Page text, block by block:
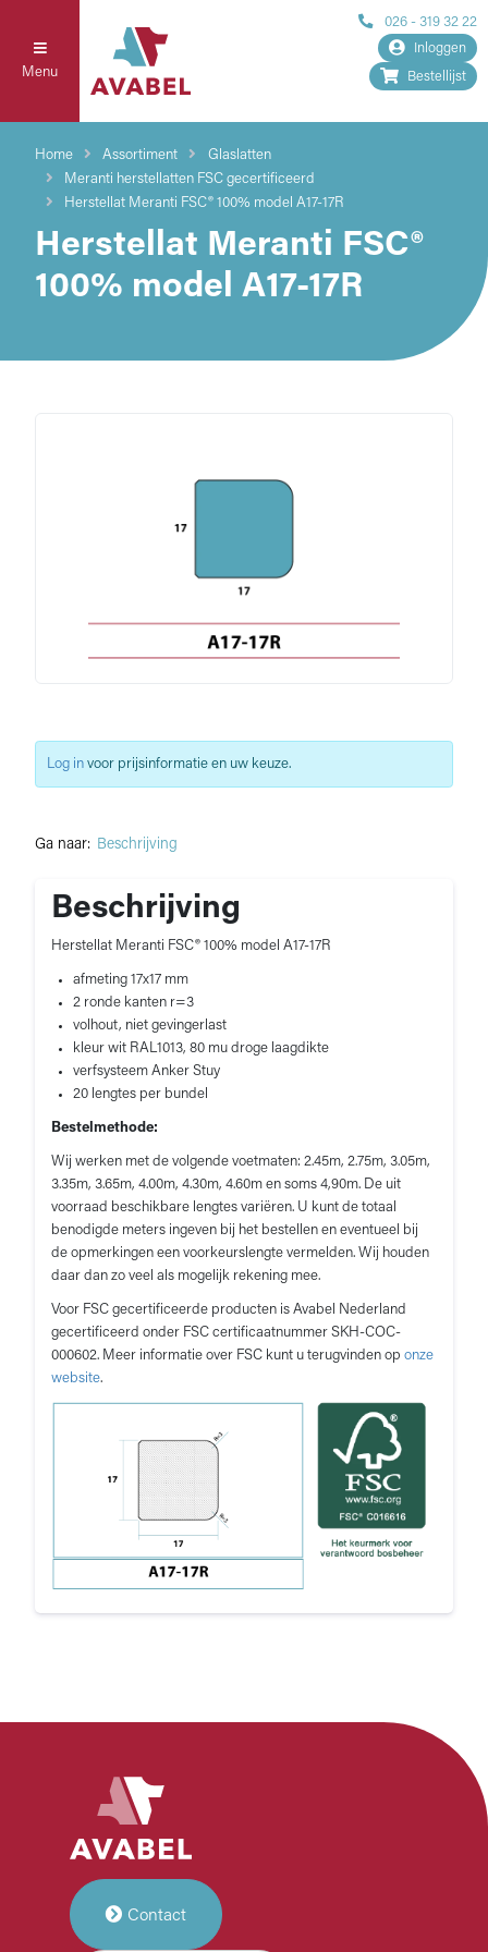
Menu
026 - 319 32 22
Inloggen
Bestellijst
Home Assortiment
Glaslatten
Meranti herstellatten FSC gecertificeerd
Herstellat Meranti FSC® 100% model A17-17R
Herstellat Meranti FSC®
100% model A17-17R
Ga naar: Beschrijving
Beschrijving
Herstellat Meranti FSC® 100% model A17-17R
afmeting 17x17 mm
2 ronde kanten r=3
volhout, niet gevingerlast
kleur wit RAL1013, 80 mu droge laagdikte
verfsysteem Anker Stuy
20 lengtes per bundel
Bestelmethode:
Wij werken met de volgende voetmaten: 2.45m, 2.75m, 3.05m,
3.35m, 3.65m, 4.00m, 4.30m, 4.60m en soms 4,90m. De uit
voorraad beschikbare lengtes variëren. U kunt de totaal
benodigde meters ingeven bij het bestellen en eventueel bij
de opmerkingen een voorkeurslengte vermelden. Wij houden
daar dan zo veel als mogelijk rekening mee.
Voor FSC gecertificeerde producten is Avabel Nederland
gecertificeerd onder FSC certificaatnummer SKH-COC-
000602. Meer informatie over FSC kunt u terugvinden op onze
website.
Log in voor prijsinformatie en uw keuze.
Contact